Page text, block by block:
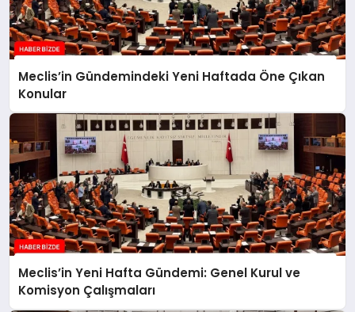
Meclis’in Gündemindeki Yeni Haftada Öne Çıkan
Konular
Meclis’in Yeni Hafta Gündemi: Genel Kurul ve
Komisyon Çalışmaları